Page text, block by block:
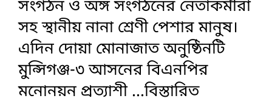
সংগঠন ও অঙ্গ সংগঠনের নেতাকর্মীরা
সহ স্থানীয় নানা শ্রেণী পেশার মানুষ।
এদিন দোয়া মোনাজাত অনুষ্ঠিনটি
মুন্সিগঞ্জ-৩ আসনের বিএনপির
মনোনয়ন প্রত্যাশী ...বিস্তারিত